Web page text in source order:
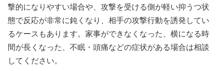
撃的になりやすい場合や、攻撃を受ける側が軽い抑うつ状
態で反応が非常に鈍くなり、相手の攻撃行動を誘発してい
るケースもあります。家事ができなくなった、横になる時
間が長くなった、不眠・頭痛などの症状がある場合は相談
してください。